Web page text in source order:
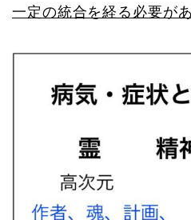
一定の統合を経る必要が